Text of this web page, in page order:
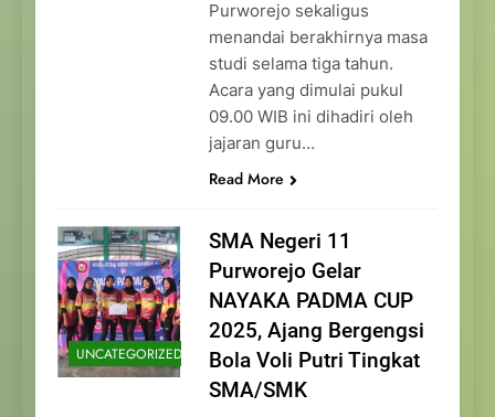
Purworejo sekaligus
menandai berakhirnya masa
studi selama tiga tahun.
Acara yang dimulai pukul
09.00 WIB ini dihadiri oleh
jajaran guru…
Read More
UNCATEGORIZED
SMA Negeri 11
Purworejo Gelar
NAYAKA PADMA CUP
2025, Ajang Bergengsi
Bola Voli Putri Tingkat
SMA/SMK